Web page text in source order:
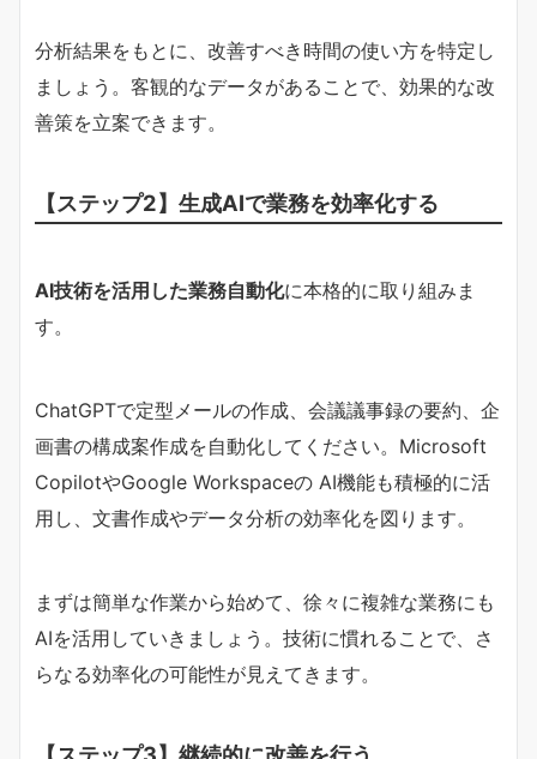
分析結果をもとに、改善すべき時間の使い方を特定し
ましょう。客観的なデータがあることで、効果的な改
善策を立案できます。
【ステップ2】生成AIで業務を効率化する
AI技術を活用した業務自動化に本格的に取り組みま
す。
ChatGPTで定型メールの作成、会議議事録の要約、企
画書の構成案作成を自動化してください。Microsoft
CopilotやGoogle Workspaceの AI機能も積極的に活
用し、文書作成やデータ分析の効率化を図ります。
まずは簡単な作業から始めて、徐々に複雑な業務にも
AIを活用していきましょう。技術に慣れることで、さ
らなる効率化の可能性が見えてきます。